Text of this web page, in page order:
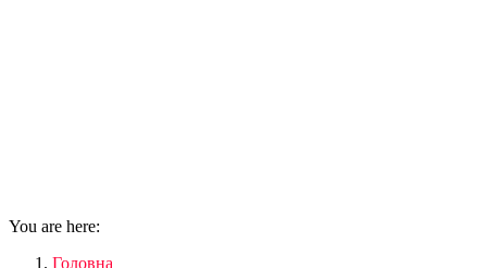
You are here:
Головна